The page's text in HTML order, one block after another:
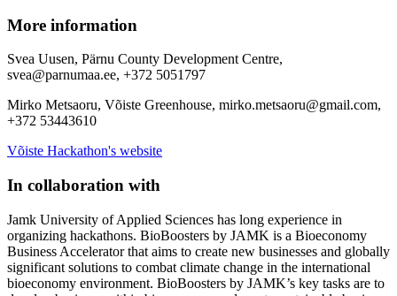
More information
Svea Uusen, Pärnu County Development Centre,
svea@parnumaa.ee, +372 5051797
Mirko Metsaoru, Võiste Greenhouse, mirko.metsaoru@gmail.com,
+372 53443610
Võiste Hackathon's website
In collaboration with
Jamk University of Applied Sciences has long experience in
organizing hackathons. BioBoosters by JAMK is a Bioeconomy
Business Accelerator that aims to create new businesses and globally
significant solutions to combat climate change in the international
bioeconomy environment. BioBoosters by JAMK’s key tasks are to